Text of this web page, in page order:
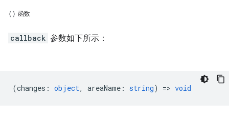
函数
callback 参数如下所示：
(changes : object, areaName : string) => void